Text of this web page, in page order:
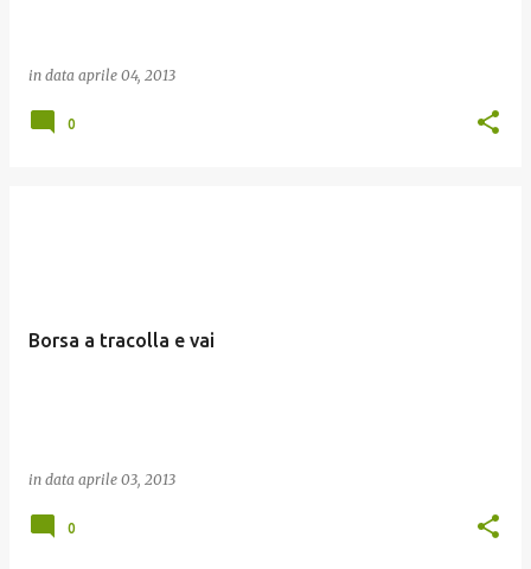
in data aprile 04, 2013
0
Borsa a tracolla e vai
in data aprile 03, 2013
0